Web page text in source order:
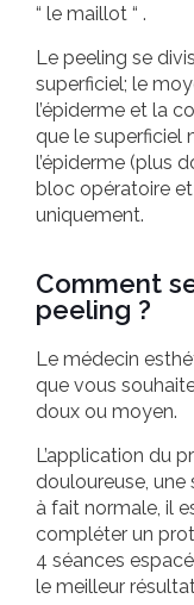
“ le maillot “ .
Le peeling se
superficiel; le
l’épiderme et la
que le superficiel
l’épiderme (plus
bloc opératoire
uniquement.
Comment
peeling ?
Le médecin
que vous
doux ou moyen.
L’application du
douloureuse,
à fait normale, il
compléter un
4 séances
le meilleur